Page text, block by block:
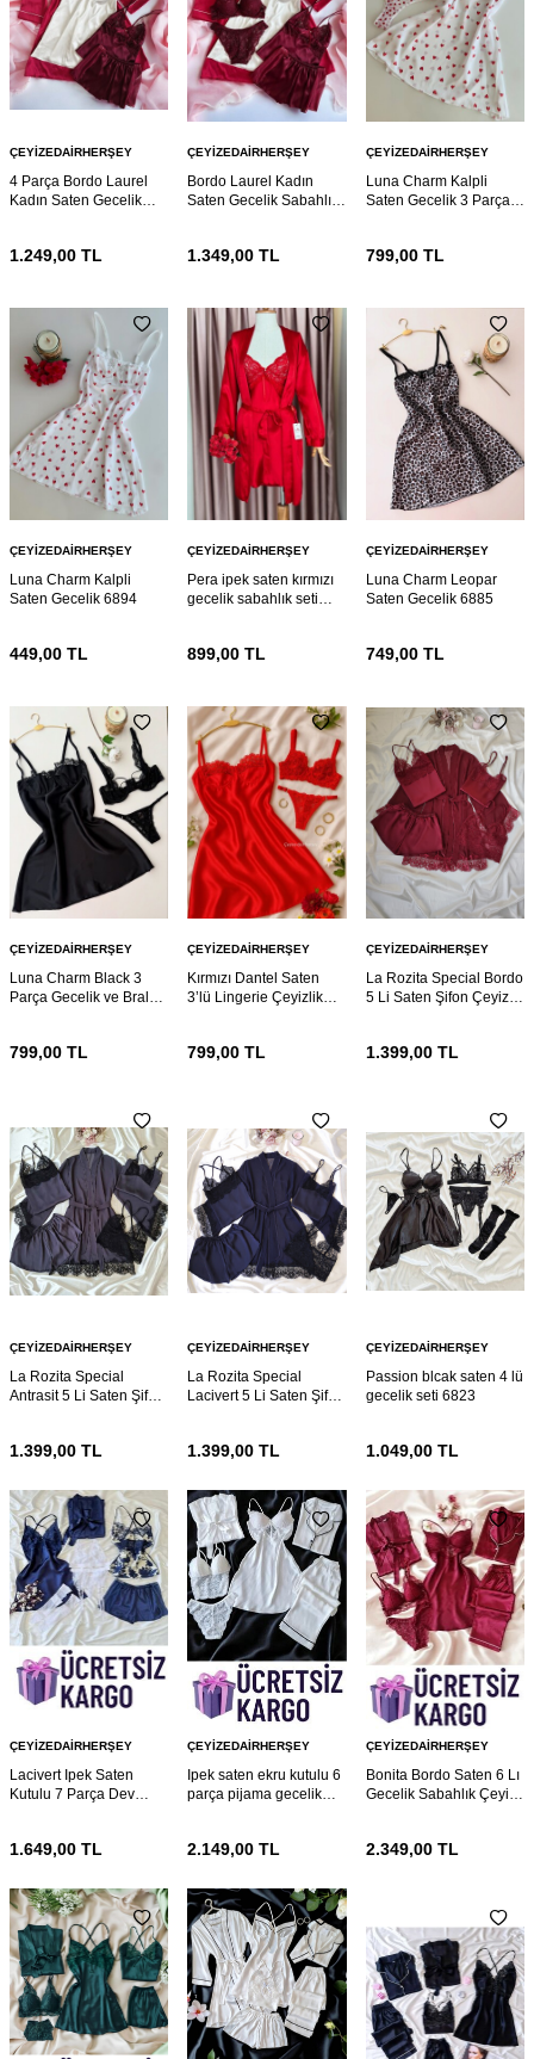
ÇEYIZEDAIRHERŞEY
4 Parça Bordo Laurel
Kadın Saten Gecelik
1.249,00 TL
ÇEYIZEDAIRHERŞEY
Bordo Laurel Kadın
Saten Gecelik Sabahlık
1.349,00 TL
ÇEYIZEDAIRHERŞEY
Luna Charm Kalpli
Saten Gecelik 3 Parça
799,00TL
ÇEYIZEDAIRHERŞEY
Luna Charm Kalpli
Saten Gecelik 6894
449,00 TL
ÇEYIZEDAIRHERŞEY
Pera ipek saten kırmızı
gecelik sabahlık seti
899,00 TL
ÇEYIZEDAIRHERŞEY
Luna Charm Leopar
Saten Gecelik 6885
749,00TL
ÇEYIZEDAIRHERŞEY
Luna Charm Black 3
Parça Gecelik ve Bralet
799,00 TL
ÇEYIZEDAIRHERŞEY
Kırmızı Dantel Saten
3’lü Lingerie Çeyizlik
799,00 TL
ÇEYIZEDAIRHERŞEY
La Rozita Special Bordo
5 Li Saten Şifon Çeyiz
1.399,00TL
ÇEYIZEDAIRHERŞEY
La Rozita Special
Antrasit 5 Li Saten Şifon
1.399,00 TL
ÇEYIZEDAIRHERŞEY
La Rozita Special
Lacivert 5 Li Saten Şifon
1.399,00 TL
ÇEYIZEDAIRHERŞEY
Passion blcak saten 4 lü
gecelik seti 6823
1.049,00TL
ÇEYIZEDAIRHERŞEY
Lacivert Ipek Saten
Kutulu 7 Parça Dev
1.649,00 TL
ÇEYIZEDAIRHERŞEY
Ipek saten ekru kutulu 6
parça pijama gecelik
2.149,00 TL
ÇEYIZEDAIRHERŞEY
Bonita Bordo Saten 6 Lı
Gecelik Sabahlık Çeyiz
2.349,00TL